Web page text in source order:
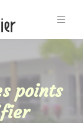
points